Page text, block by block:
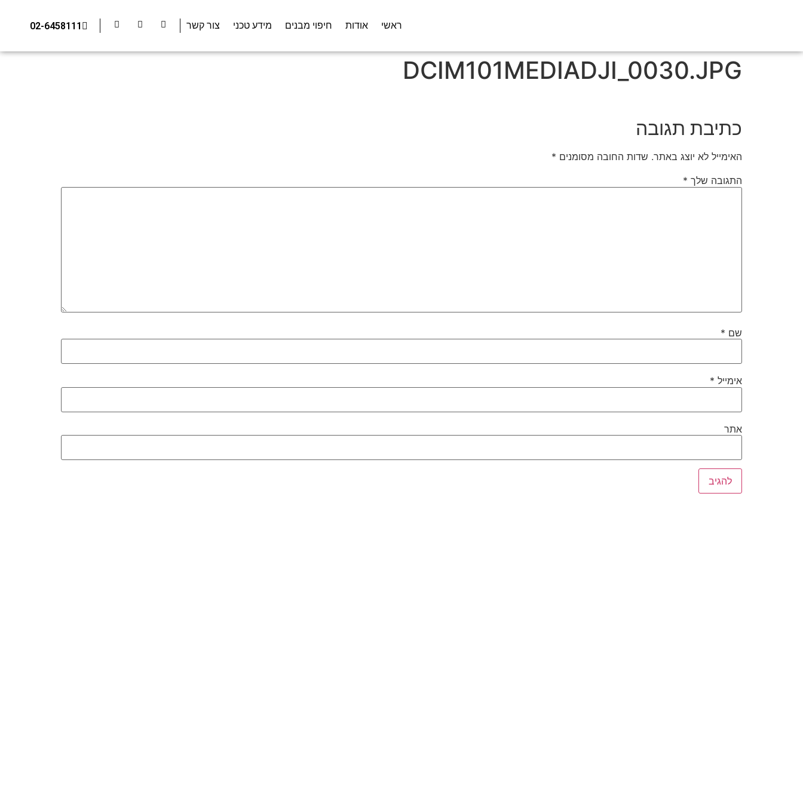
ראשי אודות חיפוי מבנים מידע טכני צור קשר 02-6458111
DCIM101MEDIADJI_0030.JPG
כתיבת תגובה
האימייל לא יוצג באתר. שדות החובה מסומנים *
התגובה שלך *
שם *
אימייל *
אתר